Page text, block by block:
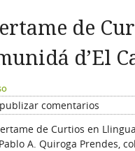
de
d’El
comentarios
de Curtios en
A. Quiroga Prendes,